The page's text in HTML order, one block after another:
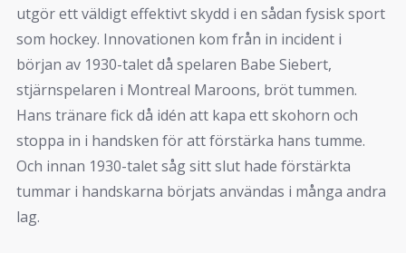
utgör ett väldigt effektivt skydd i en sådan fysisk sport
som hockey. Innovationen kom från in incident i
början av 1930-talet då spelaren Babe Siebert,
stjärnspelaren i Montreal Maroons, bröt tummen.
Hans tränare fick då idén att kapa ett skohorn och
stoppa in i handsken för att förstärka hans tumme.
Och innan 1930-talet såg sitt slut hade förstärkta
tummar i handskarna börjats användas i många andra
lag.